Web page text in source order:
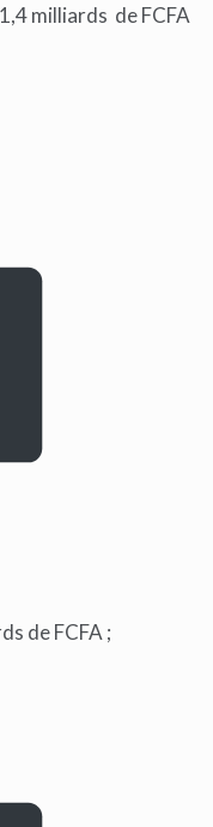
milliards de FCFA
de FCFA ;